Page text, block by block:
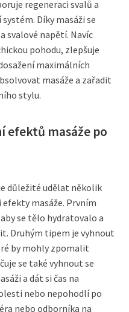
regeneraci svalů a
Díky masáži se
svalové napětí. Navíc
pohodu, zlepšuje
maximálních
masáže a zařadit
stylu.
efektů masáže po
důležité udělat několik
masáže. Prvním
se tělo hydratovalo a
Druhým tipem je vyhnout
by mohly zpomalit
se také vyhnout se
a dát si čas na
nebo nepohodlí po
nebo odborníka na